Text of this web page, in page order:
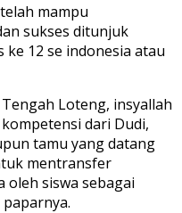
mampu
sukses ditunjuk
ke 12 se indonesia atau
Loteng, insyallah
dari Dudi,
tamu yang datang
mentransfer
oleh siswa sebagai